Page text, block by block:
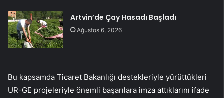
Artvin’de Çay Hasadı Başladı
Ağustos 6, 2026
Bu kapsamda Ticaret Bakanlığı destekleriyle yürüttükleri
UR-GE projeleriyle önemli başarılara imza attıklarını ifade